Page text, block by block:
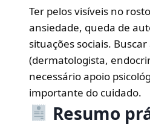
Ter pelos visíveis no
ansiedade, queda de
situações sociais.
(dermatologista,
necessário apoio
importante do cuidado.
Resumo